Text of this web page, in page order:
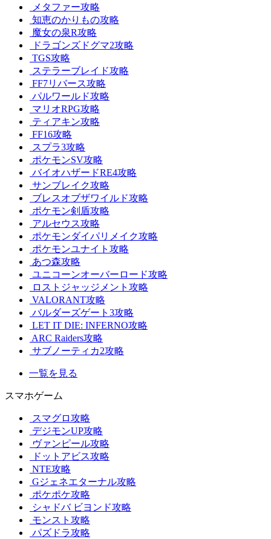
メタファー攻略
知恵のかりもの攻略
魔女の泉R攻略
ドラゴンズドグマ2攻略
TGS攻略
ステラーブレイド攻略
FF7リバース攻略
パルワールド攻略
マリオRPG攻略
ティアキン攻略
FF16攻略
スプラ3攻略
ポケモンSV攻略
バイオハザードRE4攻略
サンブレイク攻略
ブレスオブザワイルド攻略
ポケモン剣盾攻略
アルセウス攻略
ポケモンダイパリメイク攻略
ポケモンユナイト攻略
あつ森攻略
ユニコーンオーバーロード攻略
ロストジャッジメント攻略
VALORANT攻略
バルダーズゲート3攻略
LET IT DIE: INFERNO攻略
ARC Raiders攻略
サブノーティカ2攻略
一覧を見る
スマホゲーム
スマグロ攻略
デジモンUP攻略
ヴァンピール攻略
ドットアビス攻略
NTE攻略
Gジェネエターナル攻略
ポケポケ攻略
シャドバ ビヨンド攻略
モンスト攻略
パズドラ攻略